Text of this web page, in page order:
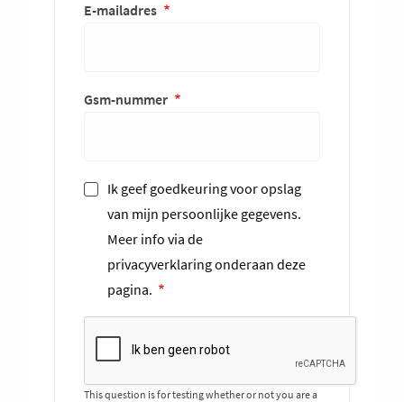
E-mailadres
Gsm-nummer
Ik geef goedkeuring voor opslag
van mijn persoonlijke gegevens.
Meer info via de
privacyverklaring onderaan deze
pagina.
This question is for testing whether or not you are a